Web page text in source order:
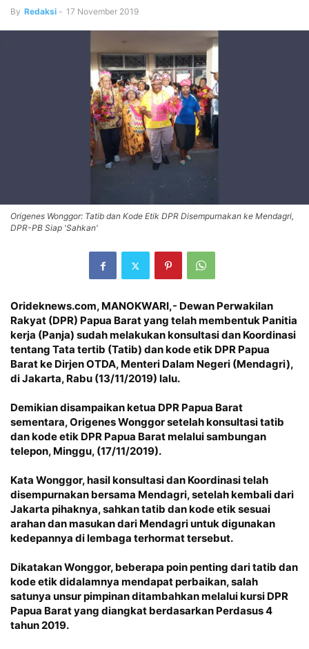
By Redaksi - 17 November 2019
Origenes Wonggor: Tatib dan Kode Etik DPR Disempurnakan ke Mendagri,
DPR-PB Siap 'Sahkan'
Orideknews.com, MANOKWARI,- Dewan Perwakilan
Rakyat (DPR) Papua Barat yang telah membentuk Panitia
kerja (Panja) sudah melakukan konsultasi dan Koordinasi
tentang Tata tertib (Tatib) dan kode etik DPR Papua
Barat ke Dirjen OTDA, Menteri Dalam Negeri (Mendagri),
di Jakarta, Rabu (13/11/2019) lalu.
Demikian disampaikan ketua DPR Papua Barat
sementara, Origenes Wonggor setelah konsultasi tatib
dan kode etik DPR Papua Barat melalui sambungan
telepon, Minggu, (17/11/2019).
Kata Wonggor, hasil konsultasi dan Koordinasi telah
disempurnakan bersama Mendagri, setelah kembali dari
Jakarta pihaknya, sahkan tatib dan kode etik sesuai
arahan dan masukan dari Mendagri untuk digunakan
kedepannya di lembaga terhormat tersebut.
Dikatakan Wonggor, beberapa poin penting dari tatib dan
kode etik didalamnya mendapat perbaikan, salah
satunya unsur pimpinan ditambahkan melalui kursi DPR
Papua Barat yang diangkat berdasarkan Perdasus 4
tahun 2019.